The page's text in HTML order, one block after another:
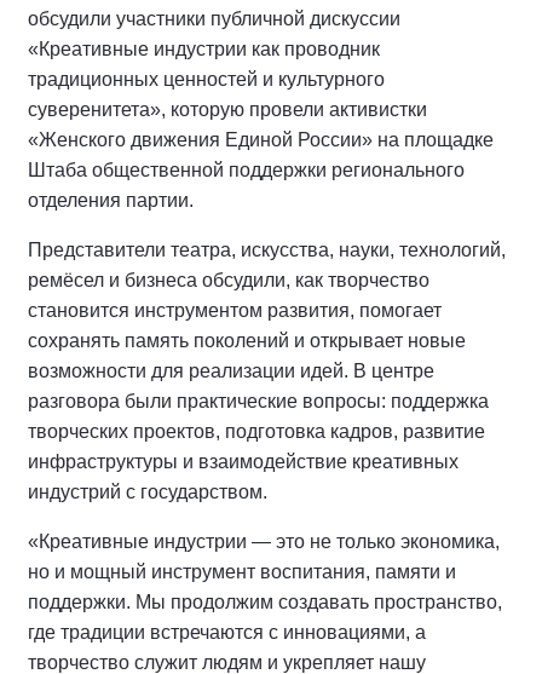
обсудили участники публичной дискуссии
«Креативные индустрии как проводник
традиционных ценностей и культурного
суверенитета», которую провели активистки
«Женского движения Единой России» на площадке
Штаба общественной поддержки регионального
отделения партии.
Представители театра, искусства, науки, технологий,
ремёсел и бизнеса обсудили, как творчество
становится инструментом развития, помогает
сохранять память поколений и открывает новые
возможности для реализации идей. В центре
разговора были практические вопросы: поддержка
творческих проектов, подготовка кадров, развитие
инфраструктуры и взаимодействие креативных
индустрий с государством.
«Креативные индустрии — это не только экономика,
но и мощный инструмент воспитания, памяти и
поддержки. Мы продолжим создавать пространство,
где традиции встречаются с инновациями, а
творчество служит людям и укрепляет нашу